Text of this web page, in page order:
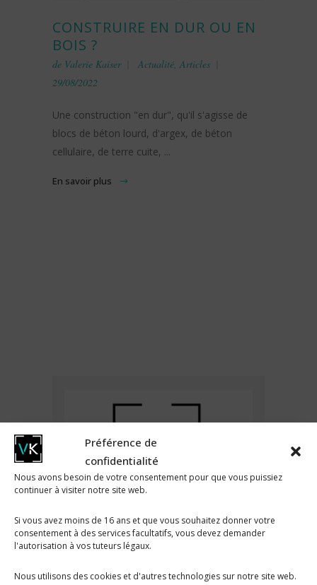
Préférence de
confidentialité
Nous avons besoin de votre consentement pour que vous puissiez
continuer à visiter notre site web.
Si vous avez moins de 16 ans et que vous souhaitez donner votre
consentement à des services facultatifs, vous devez demander
l'autorisation à vos tuteurs légaux.
Nous utilisons des cookies et d'autres technologies sur notre site web.
CONSTRUIRE EN DUR OU EN
BOIS ?
de Valerie Kaiser Actualité, Articles
29/08/2022
Une construction "en dur", qu'il s'agisse de
blocs de béton lourd, d'argex, de béton
cellulaire, de terre cuite, ...
En savoir plus